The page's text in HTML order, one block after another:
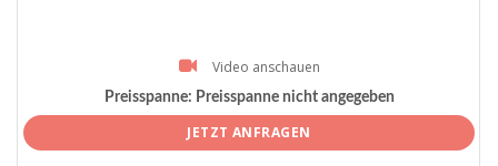
Video anschauen
Preisspanne: Preisspanne nicht angegeben
JETZT ANFRAGEN